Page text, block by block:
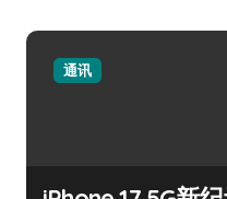
通讯